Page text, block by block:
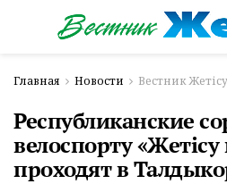
Главная Новости Вестник Жетісу
Республиканские
велоспорту
проходят в